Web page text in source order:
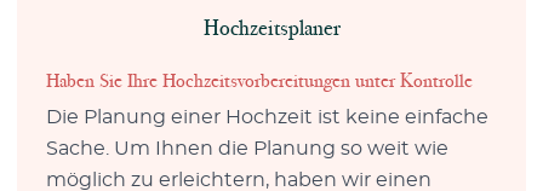
Hochzeitsplaner
Haben Sie Ihre Hochzeitsvorbereitungen unter Kontrolle
Die Planung einer Hochzeit ist keine einfache
Sache. Um Ihnen die Planung so weit wie
möglich zu erleichtern, haben wir einen